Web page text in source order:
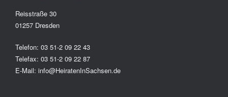
Reisstraße 30
01257 Dresden
Telefon: 03 51-2 09 22 43
Telefax: 03 51-2 09 22 87
E-Mail: info@HeiratenInSachsen.de